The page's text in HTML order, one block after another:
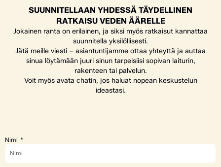
SUUNNITELLAAN YHDESSÄ TÄYDELLINEN
RATKAISU VEDEN ÄÄRELLE
Jokainen ranta on erilainen, ja siksi myös ratkaisut kannattaa
suunnitella yksilöllisesti.
Jätä meille viesti – asiantuntijamme ottaa yhteyttä ja auttaa
sinua löytämään juuri sinun tarpeisiisi sopivan laiturin,
rakenteen tai palvelun.
Voit myös avata chatin, jos haluat nopean keskustelun
ideastasi.
Nimi